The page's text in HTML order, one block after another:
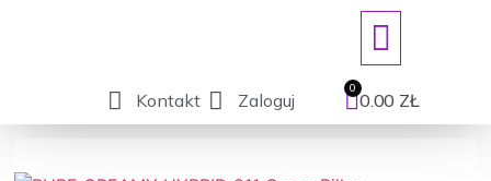
Kontakt Zaloguj 0.00 ZŁ